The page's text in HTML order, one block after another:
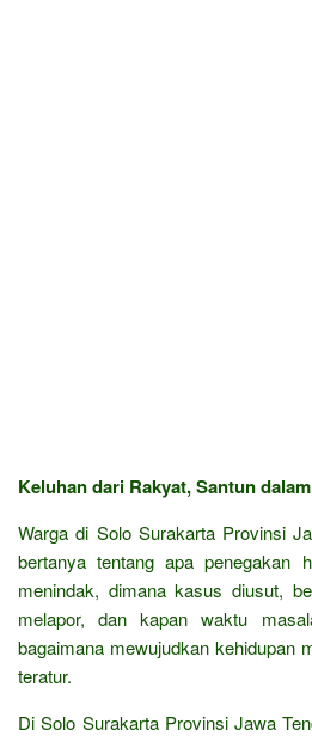
Keluhan dari Rakyat, Santun
Warga di Solo Surakarta Provinsi
bertanya tentang apa penegakan
menindak, dimana kasus diusut,
melapor, dan kapan waktu
bagaimana mewujudkan kehidupan
teratur.
Di Solo Surakarta Provinsi Jawa